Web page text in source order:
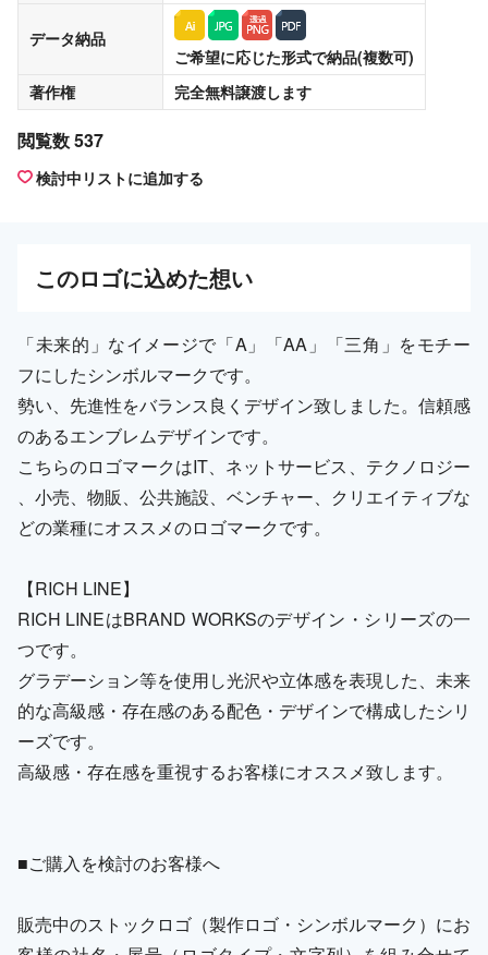
データ納品
ご希望に応じた形式で納品(複数可)
著作権
完全無料譲渡します
閲覧数 537
検討中リストに追加する
このロゴに込めた想い
「未来的」なイメージで「A」「AA」「三角」をモチー
フにしたシンボルマークです。
勢い、先進性をバランス良くデザイン致しました。信頼感
のあるエンブレムデザインです。
こちらのロゴマークはIT、ネットサービス、テクノロジー
、小売、物販、公共施設、ベンチャー、クリエイティブな
どの業種にオススメのロゴマークです。
【RICH LINE】
RICH LINEはBRAND WORKSのデザイン・シリーズの一
つです。
グラデーション等を使用し光沢や立体感を表現した、未来
的な高級感・存在感のある配色・デザインで構成したシリ
ーズです。
高級感・存在感を重視するお客様にオススメ致します。
■ご購入を検討のお客様へ
販売中のストックロゴ（製作ロゴ・シンボルマーク）にお